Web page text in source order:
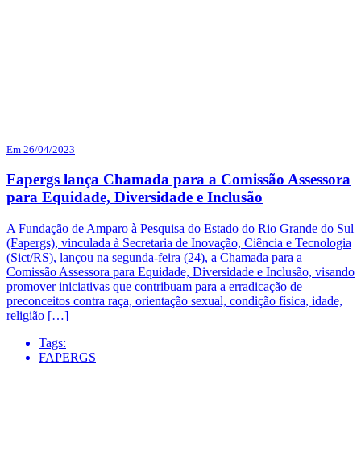
Em 26/04/2023
Fapergs lança Chamada para a Comissão Assessora
para Equidade, Diversidade e Inclusão
A Fundação de Amparo à Pesquisa do Estado do Rio Grande do Sul
(Fapergs), vinculada à Secretaria de Inovação, Ciência e Tecnologia
(Sict/RS), lançou na segunda-feira (24), a Chamada para a
Comissão Assessora para Equidade, Diversidade e Inclusão, visando
promover iniciativas que contribuam para a erradicação de
preconceitos contra raça, orientação sexual, condição física, idade,
religião […]
Tags:
FAPERGS